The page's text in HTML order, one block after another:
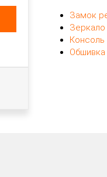
Замок
Зеркало
Консоль
Обшивка